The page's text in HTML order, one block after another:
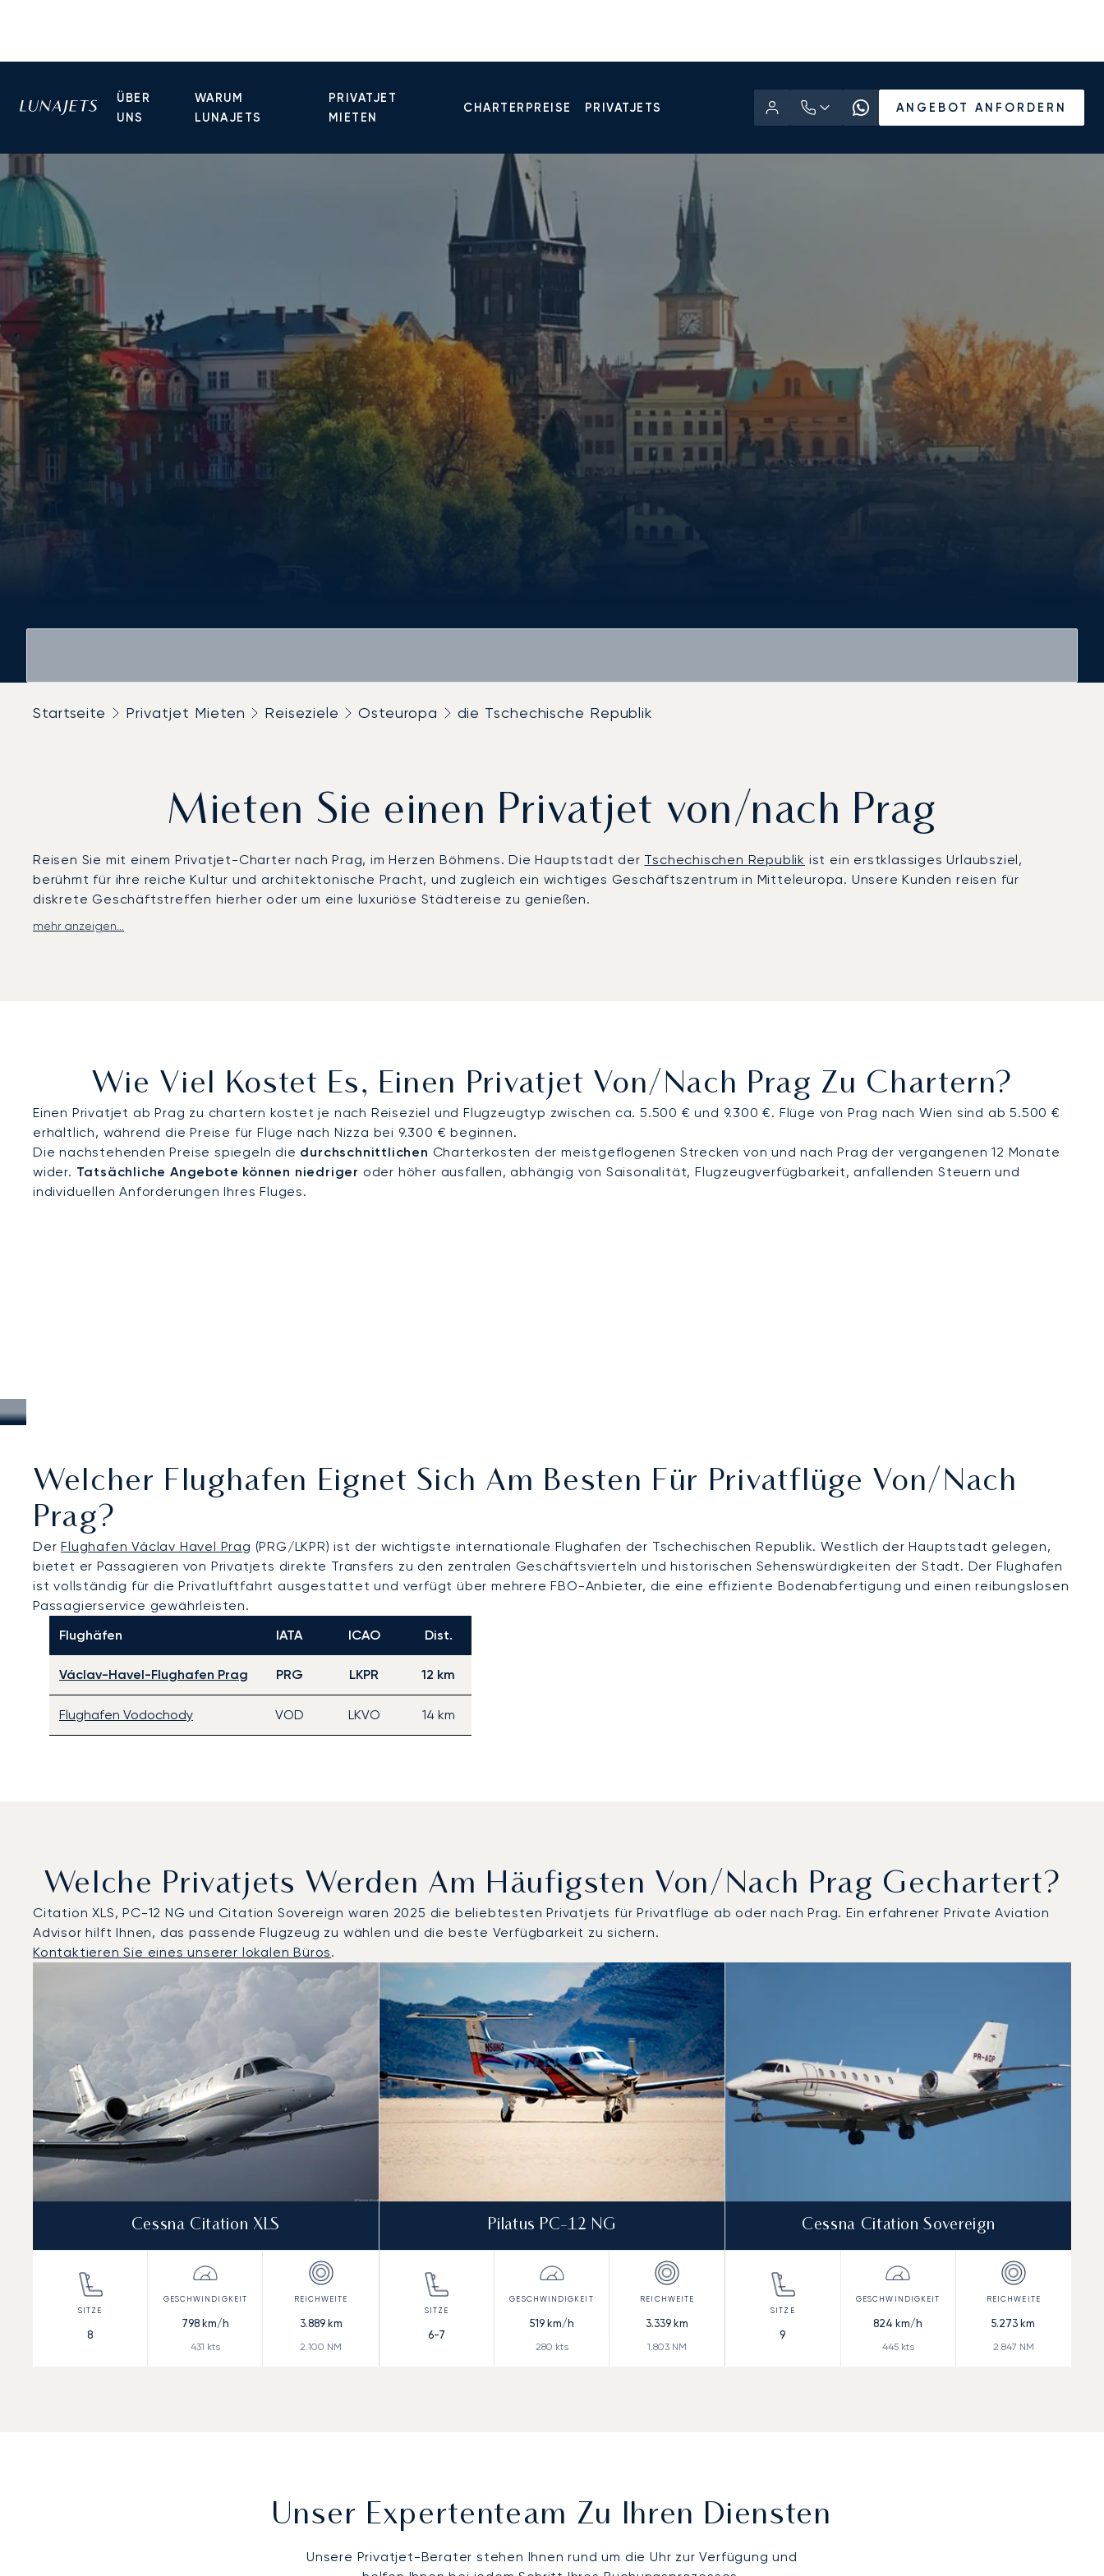
ÜBER
UNS
WARUM
LUNAJETS
PRIVATJET
MIETEN
CHARTERPREISE PRIVATJETS ANGEBOT ANFORDERN
Startseite Privatjet Mieten Reiseziele Osteuropa die Tschechische Republik
Mieten Sie einen Privatjet von/nach Prag
Reisen Sie mit einem Privatjet-Charter nach Prag, im Herzen Böhmens. Die Hauptstadt der Tschechischen Republik ist ein erstklassiges Urlaubsziel,
berühmt für ihre reiche Kultur und architektonische Pracht, und zugleich ein wichtiges Geschäftszentrum in Mitteleuropa. Unsere Kunden reisen für
diskrete Geschäftstreffen hierher oder um eine luxuriöse Städtereise zu genießen.
Ihr Flug wird vollständig nach Ihrem persönlichen Zeitplan organisiert und bietet Ihnen somit absolute Flexibilität. An Bord genießen Sie absolute
mehr anzeigen...
Wie Viel Kostet Es, Einen Privatjet Von/nach Prag Zu Chartern?
Einen Privatjet ab Prag zu chartern kostet je nach Reiseziel und Flugzeugtyp zwischen ca. 5.500 € und 9.300 €. Flüge von Prag nach Wien sind ab 5.500 €
erhältlich, während die Preise für Flüge nach Nizza bei 9.300 € beginnen.
Die nachstehenden Preise spiegeln die durchschnittlichen Charterkosten der meistgeflogenen Strecken von und nach Prag der vergangenen 12 Monate
wider. Tatsächliche Angebote können niedriger oder höher ausfallen, abhängig von Saisonalität, Flugzeugverfügbarkeit, anfallenden Steuern und
individuellen Anforderungen Ihres Fluges.
Welcher Flughafen Eignet Sich Am Besten Für Privatflüge Von/nach
Prag?
DerFlughafen Václav Havel Prag (PRG/LKPR) ist der wichtigste internationale Flughafen der Tschechischen Republik. Westlich der Hauptstadt gelegen,
bietet er Passagieren von Privatjets direkte Transfers zu den zentralen Geschäftsvierteln und historischen Sehenswürdigkeiten der Stadt. Der Flughafen
ist vollständig für die Privatluftfahrt ausgestattet und verfügt über mehrere FBO-Anbieter, die eine effiziente Bodenabfertigung und einen reibungslosen
Passagierservice gewährleisten.
Flughäfen
IATA ICAO Dist.
Václav-Havel-Flughafen Prag PRG LKPR 12 km
Flughafen Vodochody VOD LKVO 14 km
Welche Privatjets Werden Am Häufigsten Von/nach Prag Gechartert?
Citation XLS, PC-12 NG und Citation Sovereign waren 2025 die beliebtesten Privatjets für Privatflüge ab oder nach Prag. Ein erfahrener Private Aviation
Advisor hilft Ihnen, das passende Flugzeug zu wählen und die beste Verfügbarkeit zu sichern.
Kontaktieren Sie eines unserer lokalen Büros.
Prag : Die 3 meistgeflogenen Flugzeugmodelle nach Anzahl der Flugbewegungen im Jahr 2025
Flugzeugmodell
Sitze
Geschwindigkeit (km/h)
Geschwindigkeit (Knoten)
Reichweite (km)
Cessna Citation XLS
8
798km/h
431 kts
3.889km
2.100 NM
Pilatus PC-12 NG
6-7
519km/h
280 kts
3.339 km
1.803 NM
Cessna Citation Sovereign
9
824 km/h
445kts
5.273 km
2.847 NM
Unser Expertenteam Zu Ihren Diensten
Unsere Privatjet-Berater stehen Ihnen rund um die Uhr zur Verfügung und